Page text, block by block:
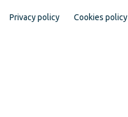
Privacy policy Cookies policy